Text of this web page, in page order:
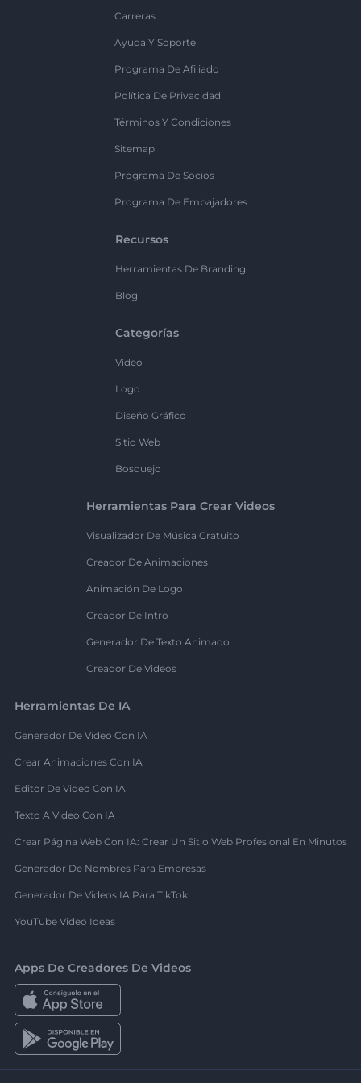
Carreras
Ayuda Y Soporte
Programa De Afiliado
Política De Privacidad
Términos Y Condiciones
Sitemap
Programa De Socios
Programa De Embajadores
Recursos
Herramientas De Branding
Blog
Categorías
Vídeo
Logo
Diseño Gráfico
Sitio Web
Bosquejo
Herramientas Para Crear Videos
Visualizador De Música Gratuito
Creador De Animaciones
Animación De Logo
Creador De Intro
Generador De Texto Animado
Creador De Videos
Herramientas De IA
Generador De Video Con IA
Crear Animaciones Con IA
Editor De Video Con IA
Texto A Video Con IA
Crear Página Web Con IA: Crear Un Sitio Web Profesional En Minutos
Generador De Nombres Para Empresas
Generador De Videos IA Para TikTok
YouTube Video Ideas
Apps De Creadores De Videos